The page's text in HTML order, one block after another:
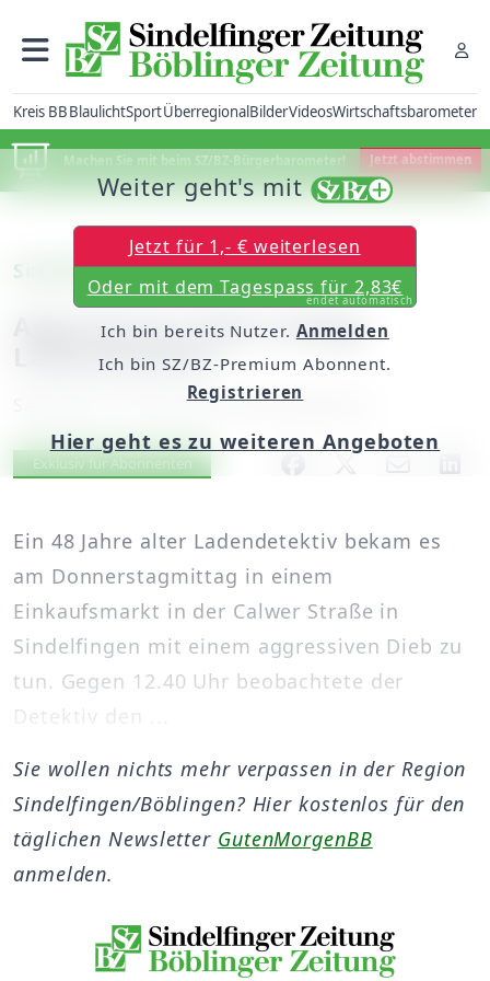
Kreis BBBlaulichtSportÜberregionalBilderVideosWirtschaftsbarometer
Machen Sie mit beim SZ/BZ-Bürgerbarometer! Jetzt abstimmen
Sindelfingen
Aggressiver Dieb schlägt
Ladendetektiv
Samstag, 15. Dezember 2018, 06:00 Uhr
Artikel vorlesen
Exklusiv für Abonnenten
Ein 48 Jahre alter Ladendetektiv bekam es
am Donnerstagmittag in einem
Einkaufsmarkt in der Calwer Straße in
Sindelfingen mit einem aggressiven Dieb zu
tun. Gegen 12.40 Uhr beobachtete der
Detektiv den ...
Weiter geht's mit
Jetzt für 1,- € weiterlesen
Oder mit dem Tagespass für 2,83€
endet automatisch
Ich bin bereits Nutzer. Anmelden
Ich bin SZ/BZ-Premium Abonnent.
Registrieren
Hier geht es zu weiteren Angeboten
Sie wollen nichts mehr verpassen in der Region
Sindelfingen/Böblingen? Hier kostenlos für den
täglichen Newsletter GutenMorgenBB
anmelden.